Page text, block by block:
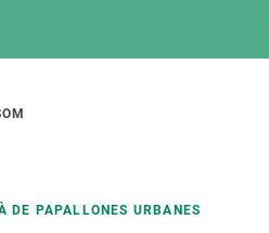
DE PAPALLONES URBANES